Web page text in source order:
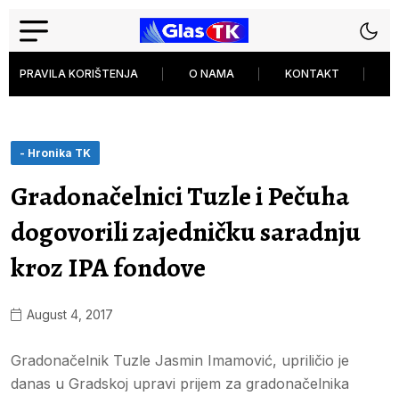
PRAVILA KORIŠTENJA O NAMA KONTAKT
- Hronika TK
Gradonačelnici Tuzle i Pečuha
dogovorili zajedničku saradnju
kroz IPA fondove
August 4, 2017
Gradonačelnik Tuzle Jasmin Imamović, upriličio je
danas u Gradskoj upravi prijem za gradonačelnika